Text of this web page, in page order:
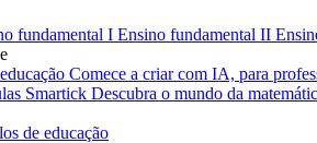
fundamental I Ensino fundamental II
Comece a criar com IA, para
Smartick Descubra o mundo da
de educação